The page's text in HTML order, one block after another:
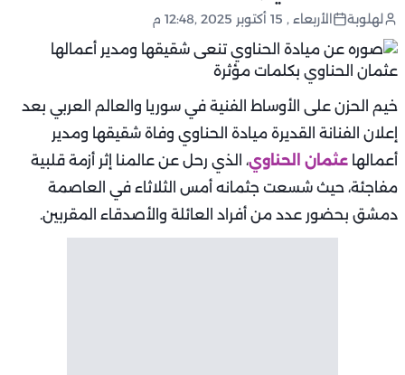
لهلوبة الأربعاء , 15 أكتوبر 2025 ,12:48 م
خيم الحزن على الأوساط الفنية في سوريا والعالم العربي بعد
إعلان الفنانة القديرة ميادة الحناوي وفاة شقيقها ومدير
أعمالها عثمان الحناوي، الذي رحل عن عالمنا إثر أزمة قلبية
مفاجئة، حيث شسعت جثمانه أمس الثلاثاء في العاصمة
دمشق بحضور عدد من أفراد العائلة والأصدقاء المقربين.